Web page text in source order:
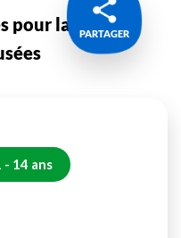
PARTAGER
pour la
- 14 ans